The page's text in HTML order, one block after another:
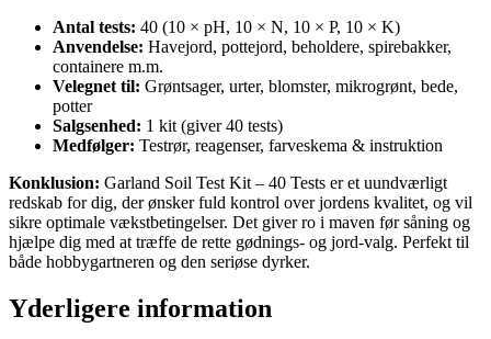
Antal tests: 40 (10 × pH, 10 × N, 10 × P, 10 × K)
Anvendelse: Havejord, pottejord, beholdere, spirebakker,
containere m.m.
Velegnet til: Grøntsager, urter, blomster, mikrogrønt, bede,
potter
Salgsenhed: 1 kit (giver 40 tests)
Medfølger: Testrør, reagenser, farveskema & instruktion
Konklusion: Garland Soil Test Kit – 40 Tests er et uundværligt
redskab for dig, der ønsker fuld kontrol over jordens kvalitet, og vil
sikre optimale vækstbetingelser. Det giver ro i maven før såning og
hjælpe dig med at træffe de rette gødnings- og jord-valg. Perfekt til
både hobbygartneren og den seriøse dyrker.
Yderligere information